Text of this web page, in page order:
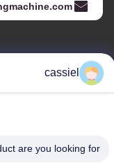
العنوان
الهاتف
cassiel
are you looking for?